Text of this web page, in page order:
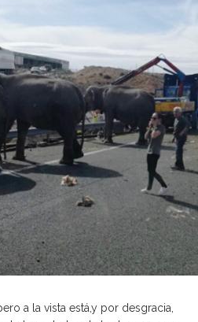
a la vista está,y por desgracia,